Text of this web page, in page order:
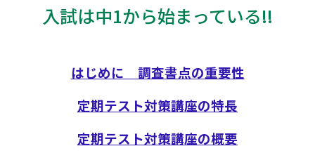
入試は中1から始まっている!!
はじめに 調査書点の重要性
定期テスト対策講座の特長
定期テスト対策講座の概要